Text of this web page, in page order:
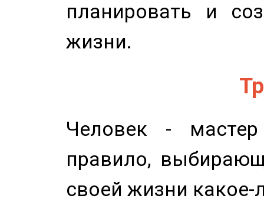
планировать и
жизни.
Человек -
правило,
своей жизни какое-